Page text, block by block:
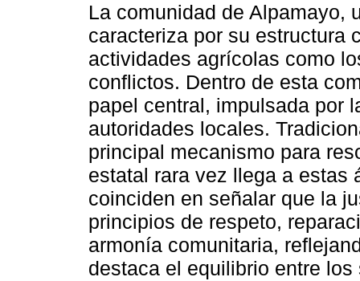
La comunidad de Alpamayo,
caracteriza por su estructura
actividades agrícolas como
conflictos. Dentro de esta
papel central, impulsada por
autoridades locales.
principal mecanismo para
estatal rara vez llega a estas
coinciden en señalar que la
principios de respeto,
armonía comunitaria,
destaca el equilibrio entre